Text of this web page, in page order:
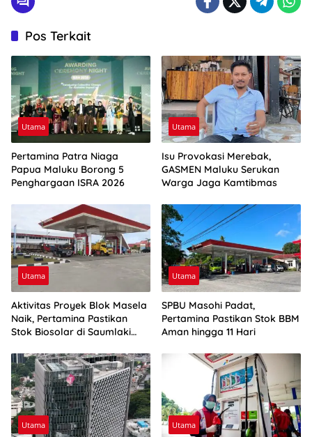
Pos Terkait
Utama
Pertamina Patra Niaga
Papua Maluku Borong 5
Penghargaan ISRA 2026
Utama
Isu Provokasi Merebak,
GASMEN Maluku Serukan
Warga Jaga Kamtibmas
Utama
Aktivitas Proyek Blok Masela
Naik, Pertamina Pastikan
Stok Biosolar di Saumlaki
Utama
SPBU Masohi Padat,
Pertamina Pastikan Stok BBM
Aman hingga 11 Hari
Utama Utama